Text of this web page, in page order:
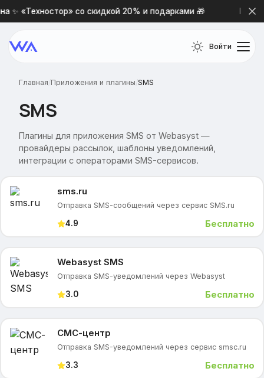
«Техностор» со скидкой 20% и подарками 🎁 Новая
Войти
Главная/Приложения и плагины/SMS
SMS
Плагины для приложения SMS от Webasyst —
провайдеры рассылок, шаблоны уведомлений,
интеграции с операторами SMS-сервисов.
sms.ru
Отправка SMS-сообщений через сервис SMS.ru
4.9 Бесплатно
Webasyst SMS
Отправка SMS-уведомлений через Webasyst
3.0 Бесплатно
СМС-центр
Отправка SMS-уведомлений через сервис smsc.ru
3.3 Бесплатно